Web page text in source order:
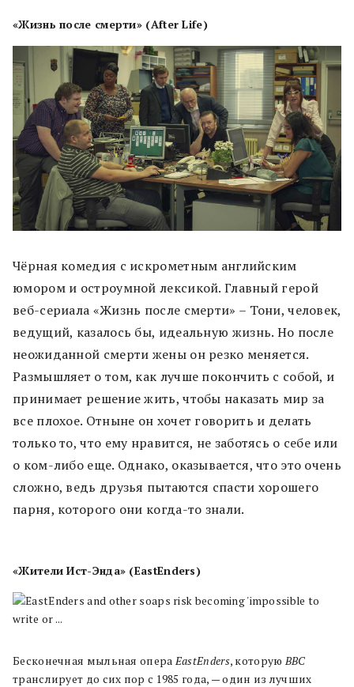
«Жизнь после смерти» (After Life)
Чёрная комедия с искрометным английским
юмором и остроумной лексикой. Главный герой
веб-сериала «Жизнь после смерти» – Тони, человек,
ведущий, казалось бы, идеальную жизнь. Но после
неожиданной смерти жены он резко меняется.
Размышляет о том, как лучше покончить с собой, и
принимает решение жить, чтобы наказать мир за
все плохое. Отныне он хочет говорить и делать
только то, что ему нравится, не заботясь о себе или
о ком-либо еще. Однако, оказывается, что это очень
сложно, ведь друзья пытаются спасти хорошего
парня, которого они когда-то знали.
«Жители Ист-Энда» (EastEnders)
Бесконечная мыльная опера EastEnders, которую BBC
транслирует до сих пор с 1985 года, — один из лучших